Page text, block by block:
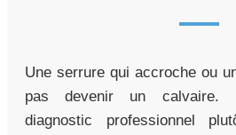
Une serrure qui accroche ou
pas devenir un calvaire.
diagnostic professionnel